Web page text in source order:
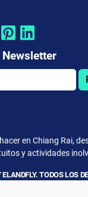
en Chiang Rai,
y actividades
TODOS LOS